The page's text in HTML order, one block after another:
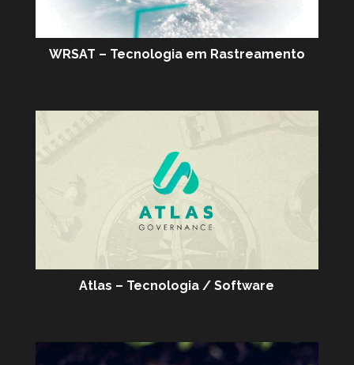
WRSAT – Tecnologia em Rastreamento
Atlas – Tecnologia / Software